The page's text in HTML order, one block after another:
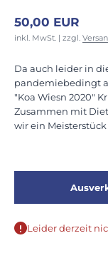
Angebot
50,00 EUR
inkl. MwSt. | zzgl.
Da auch leider in
pandemiebedingt
"Koa Wiesn 2020"
Zusammen mit
wir ein
Leider derzeit